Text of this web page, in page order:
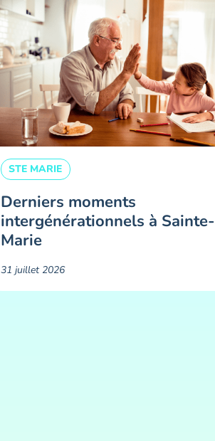
STE MARIE
Derniers moments
intergénérationnels à Sainte-
Marie
31 juillet 2026